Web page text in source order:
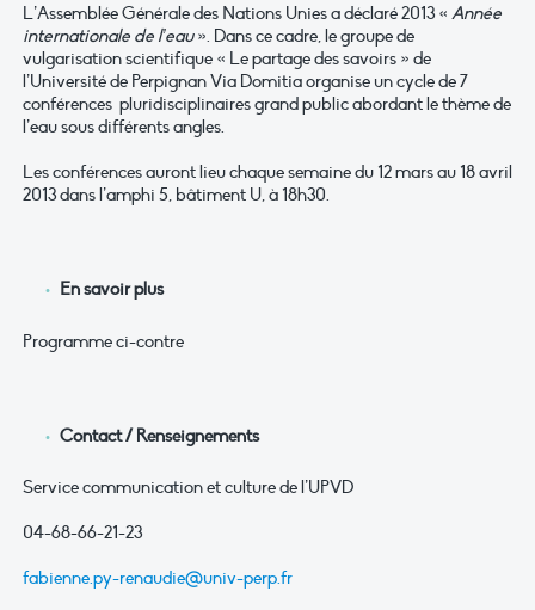
L’Assemblée Générale des Nations Unies a déclaré 2013 « Année
internationale de l’eau». Dans ce cadre, le groupe de
vulgarisation scientifique « Le partage des savoirs » de
l’Université de Perpignan Via Domitia organise un cycle de 7
conférences pluridisciplinaires grand public abordant le thème de
l’eau sous différents angles.
Les conférences auront lieu chaque semaine du 12 mars au 18 avril
2013 dans l’amphi 5, bâtiment U, à 18h30.
En savoir plus
Programme ci-contre
Contact / Renseignements
Service communication et culture de l’UPVD
04-68-66-21-23
fabienne.py-renaudie@univ-perp.fr